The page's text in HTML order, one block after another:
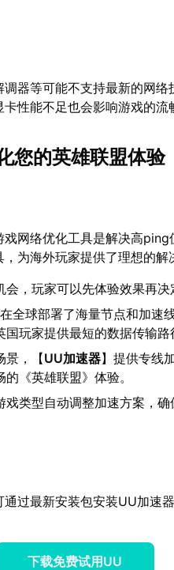
器等可能不支持最新的网
性能不足也会影响游戏的流
您的英雄联盟体验
网络优化工具是解决高ping
为海外玩家提供了理想的解
，玩家可以先体验效果再决
全球部署了海量节点和加速
玩家提供最短的数据传输路
景，【UU加速器】提供专线
《英雄联盟》体验。
戏类型自动调整加速方案，
过最新安装包安装UU加速器
下载免费试用UU